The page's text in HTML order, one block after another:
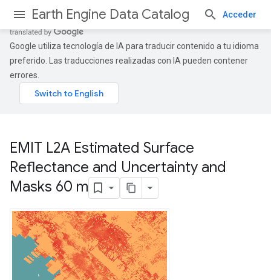
Earth Engine Data Catalog Acceder
Google utiliza tecnología de IA para traducir contenido a tu idioma
preferido. Las traducciones realizadas con IA pueden contener
errores.
EMIT L2A Estimated Surface
Reflectance and Uncertainty and
Masks 60 m